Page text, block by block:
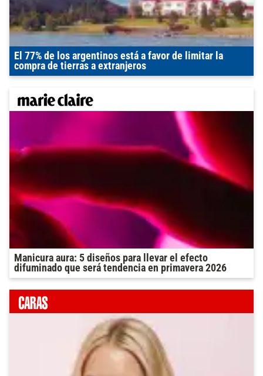
El 77% de los argentinos está a favor de limitar la
compra de tierras a extranjeros
Manicura aura: 5 diseños para llevar el efecto
difuminado que será tendencia en primavera 2026